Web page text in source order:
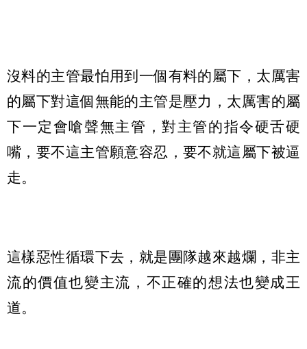
沒料的主管最怕用到一個有料的屬下，太厲害
的屬下對這個無能的主管是壓力，太厲害的屬
下一定會嗆聲無主管，對主管的指令硬舌硬
嘴，要不這主管願意容忍，要不就這屬下被逼
走。
這樣惡性循環下去，就是團隊越來越爛，非主
流的價值也變主流，不正確的想法也變成王
道。